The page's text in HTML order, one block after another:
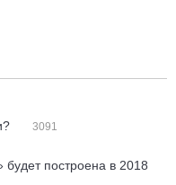
3091
будет построена в 2018